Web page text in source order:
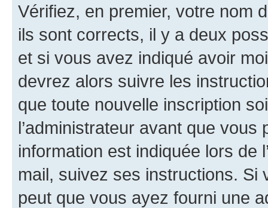
Vérifiez, en premier, votre nom
ils sont corrects, il y a deux
et si vous avez indiqué avoir
devrez alors suivre les
que toute nouvelle inscription
l’administrateur avant que
information est indiquée lors de
mail, suivez ses instructions. Si
peut que vous ayez fourni une